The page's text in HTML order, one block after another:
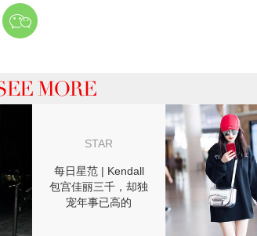
STAR
每日星范 | Kendall
包宫佳丽三千，却独
宠年事已高的